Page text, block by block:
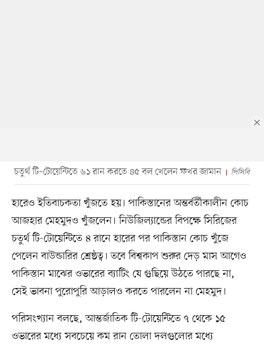
চতুর্থ টি–টোয়েন্টিতে ৬১ রান করতে ৪৫ বল খেলেন ফখর জামান পিসিবি
হারেও ইতিবাচকতা খুঁজতে হয়। পাকিস্তানের অন্তর্বর্তীকালীন কোচ
আজহার মেহমুদও খুঁজলেন। নিউজিল্যান্ডের বিপক্ষে সিরিজের
চতুর্থ টি-টোয়েন্টিতে ৪ রানে হারের পর পাকিস্তান কোচ খুঁজে
পেলেন বাউন্ডারির শ্রেষ্ঠত্ব। তবে বিশ্বকাপ শুরুর দেড় মাস আগেও
পাকিস্তান মাঝের ওভারের ব্যাটিং যে গুছিয়ে উঠতে পারছে না,
সেই ভাবনা পুরোপুরি আড়ালও করতে পারলেন না মেহমুদ।
পরিসংখ্যান বলছে, আন্তর্জাতিক টি-টোয়েন্টিতে ৭ থেকে ১৫
ওভারের মধ্যে সবচেয়ে কম রান তোলা দলগুলোর মধ্যে